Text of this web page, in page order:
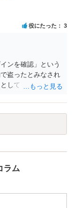
役にたった 3
ンを確認」という
盗ったとみなされ
しても、性的な目
し得まると思われ
る関係上、ばれな
かと思います。 防
が、極めて深刻な
ラム